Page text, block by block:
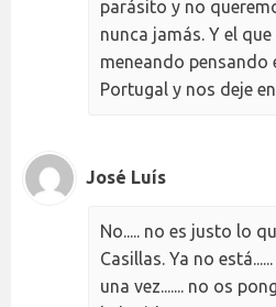
parásito y no
nunca jamás. Y el
meneando pensando
Portugal y nos deje
José Luís
No..... no es justo lo
Casillas. Ya no
una vez....... no os